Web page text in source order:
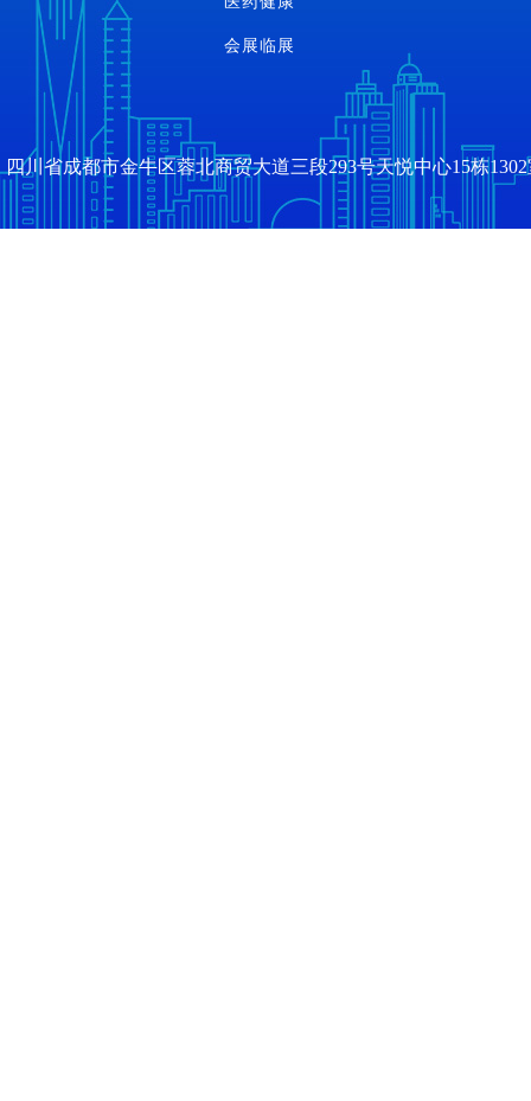
会展临展
四川省成都市金牛区蓉北商贸大道三段293号天悦中心15栋